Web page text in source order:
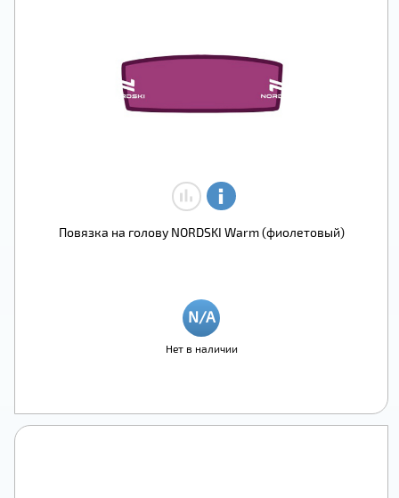
Повязка на голову NORDSKI Warm (фиолетовый)
Нет в наличии